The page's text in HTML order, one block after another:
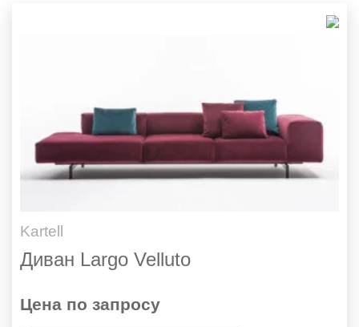
Kartell
Диван Largo Velluto
Цена по запросу